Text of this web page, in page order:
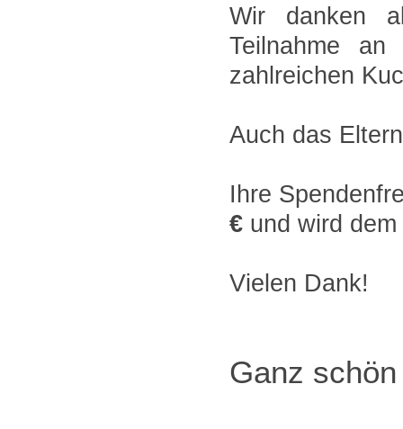
Wir danken
Teilnahme an
zahlreichen
Auch das
Ihre
€ und wird
Vielen Dank!
Ganz